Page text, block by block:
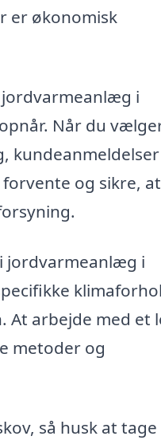
er økonomisk
i
Når du
og sikre,
jordvarmeanlæg i
At arbejde med et
metoder og
så husk at tage